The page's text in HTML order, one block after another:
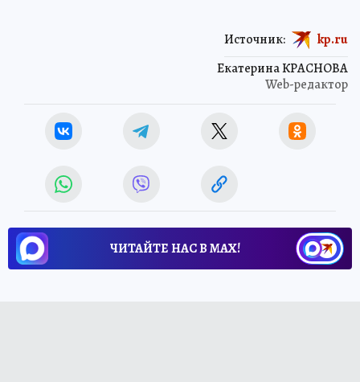
Екатерина КРАСНОВА
Web-редактор
Источник: kp.ru
ЧИТАЙТЕ НАС В МАХ!